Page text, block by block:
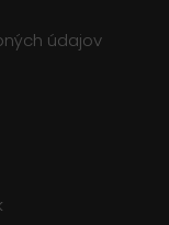
údajov